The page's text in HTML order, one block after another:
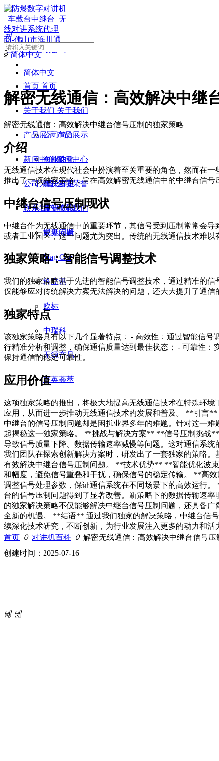
끠
ꀅ 简体中文
简体中文
首页 首页
关于我们 关于我们
公司简介
企业文化
产品展示 产品展示
海能达
摩托罗拉
建伍
威泰克斯
Mag One
科立讯
欧标
中瑞科
无源产品
群英荟萃
新闻中心 新闻中心
解决方案
行业资讯
常见问题
公司荣誉 公司荣誉
联系我们 联系我们
解密无线通信：高效解决中继
解密无线通信：高效解决中继台信号压制的独家策略
介绍
无线通信技术在现代社会中扮演着至关重要的角色，然而在
推出了一项独家策略，旨在高效解密无线通信中的中继台信
中继台信号压制现状
中继台作为无线通信中的重要环节，其信号受到压制常常会
或者工业园区，这一问题尤为突出。传统的无线通信技术难
独家策略：智能信号调整技术
我们的独家策略基于先进的智能信号调整技术，通过精准的
仅能够应对传统解决方案无法解决的问题，还大大提升了通信
独家特点
该独家策略具有以下几个显著特点： - 高效性：通过智能信
行精准分析和调整，确保通信质量达到最佳状态； - 可靠性
保持通信的稳定可靠性。
应用价值
这项独家策略的推出，将极大地提高无线通信技术在特殊环
应用，从而进一步推动无线通信技术的发展和普及。 **引言
中继台的信号压制问题却是困扰业界多年的难题。针对这一
起揭秘这一独家策略。 **挑战与解决方案** **信号压制挑战
导致信号质量下降、数据传输速率减慢等问题。这对通信系
我们团队在探索创新解决方案时，研发出了一套独家的策略
有效解决中继台信号压制问题。 **技术优势** **智能优化波
和幅度，避免信号重叠和干扰，确保信号的稳定传输。 **高
调整信号处理参数，保证通信系统在不同场景下的高效运行
台的信号压制问题得到了显著改善。新策略下的数据传输速
的独家解决策略不仅能够解决中继台信号压制问题，还具备
全新的机遇。 **结语** 通过我们独家的解决策略，中继台信
续深化技术研究，不断创新，为行业发展注入更多的动力和活
首页 ꄲ 对讲机百科 ꄲ 解密无线通信：高效解决中继台信号压
创建时间： 2025-07-16
넳 넲